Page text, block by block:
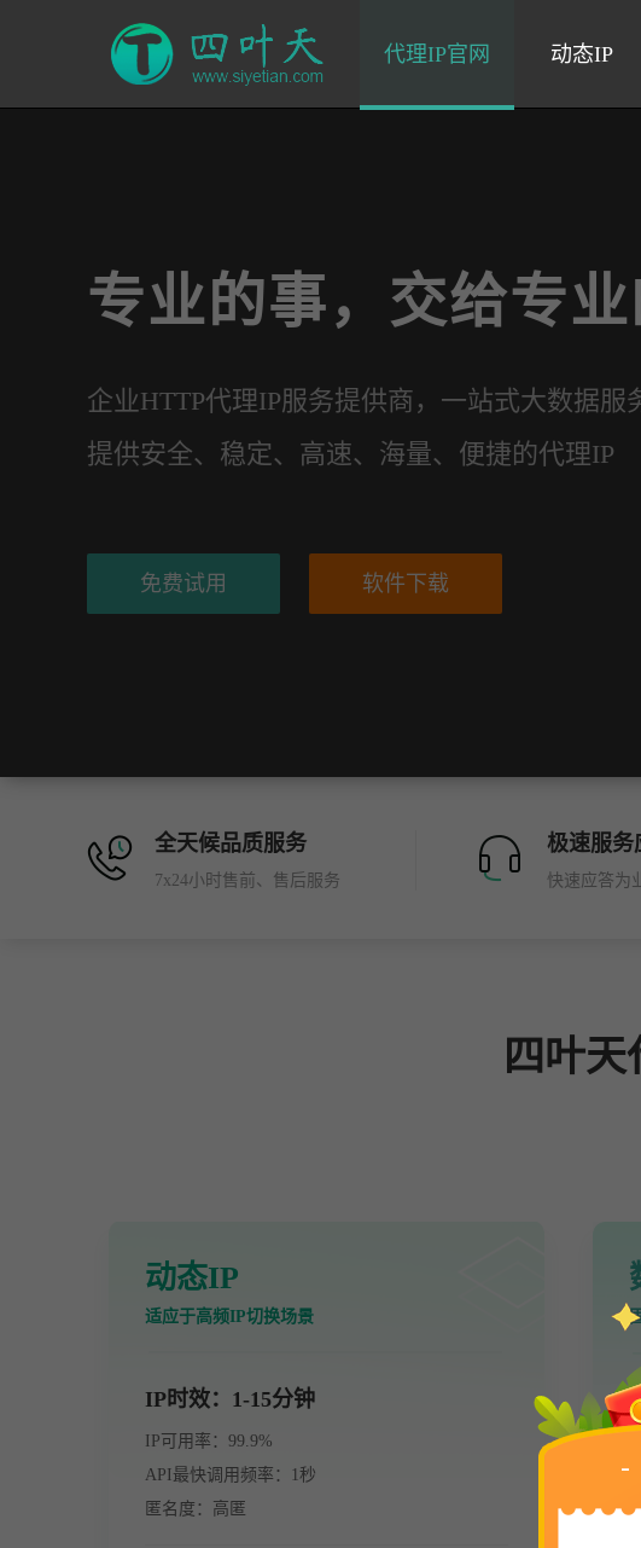
代理IP官网 动态IP
专业的事，交给专
企业HTTP代理IP服务提供商，一站式大数据服
提供安全、稳定、高速、海量、便捷的代理IP
免费试用 软件下载
全天候品质服务
7x24小时售前、售后服务
极速服务
快速应答为
四叶
动态IP
适应于高频IP切换场景
IP时效：1-15分钟
IP可用率：99.9%
API最快调用频率：1秒
匿名度：高匿